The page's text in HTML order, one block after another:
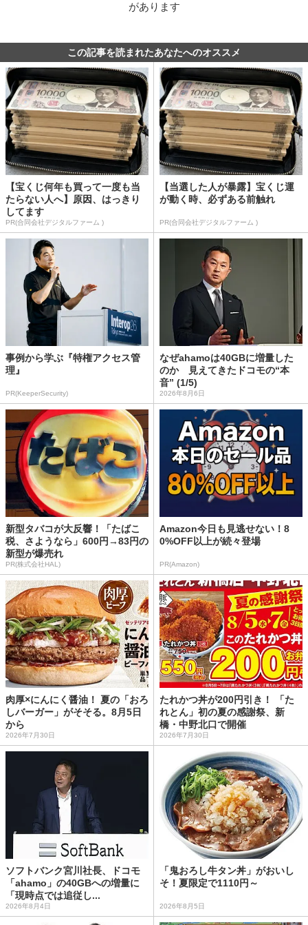
があります
この記事を読まれたあなたへのオススメ
【宝くじ何年も買って一度も当
たらない人へ】原因、はっきり
してます
PR(合同会社デジタルファーム )
【当選した人が暴露】宝くじ運
が動く時、必ずある前触れ
PR(合同会社デジタルファーム )
事例から学ぶ『特権アクセス管
理』
PR(KeeperSecurity)
なぜahamoは40GBに増量した
のか 見えてきたドコモの“本
音” (1/5)
2026年8月6日
新型タバコが大反響！「たばこ
税、さようなら」600円→83円の
新型が爆売れ
PR(株式会社HAL)
Amazon今日も見逃せない！8
0%OFF以上が続々登場
PR(Amazon)
肉厚×にんにく醤油！ 夏の「おろ
しバーガー」がそそる。8月5日
から
2026年7月30日
たれかつ丼が200円引き！ 「た
れとん」初の夏の感謝祭、新
橋・中野北口で開催
2026年7月30日
ソフトバンク宮川社長、ドコモ
「ahamo」の40GBへの増量に
「現時点では追従し...
2026年8月4日
「鬼おろし牛タン丼」がおいし
そ！夏限定で1110円～
2026年8月5日